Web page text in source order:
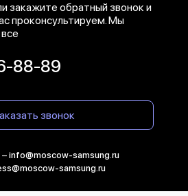
закажите обратный звонок и
проконсультируем. Мы
88-89
звонок
– info@moscow-samsung.ru
samsung.ru